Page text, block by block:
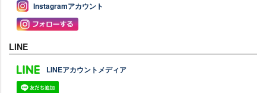
Instagramアカウント
LINE
LINEアカウントメディア